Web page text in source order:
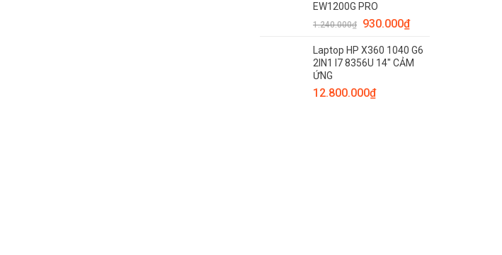
EW1200G PRO
1.240.000₫ 930.000₫
Laptop HP X360 1040 G6
2IN1 I7 8356U 14" CẢM
ỨNG
12.800.000₫